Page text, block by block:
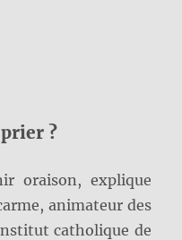
?
oraison, explique
animateur des
catholique de